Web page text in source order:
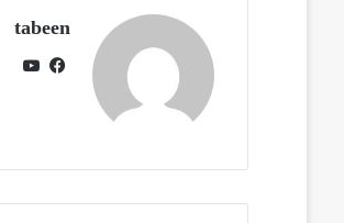
tabeen
فيسبوك